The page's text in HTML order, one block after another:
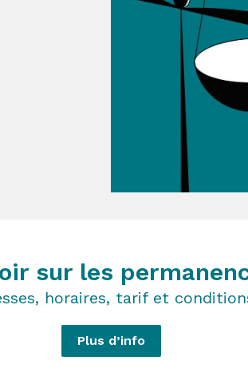
sur les
horaires, tarif et
Plus d’info